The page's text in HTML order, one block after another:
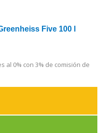
Five 100 l
al 0% con 3% de comisión de